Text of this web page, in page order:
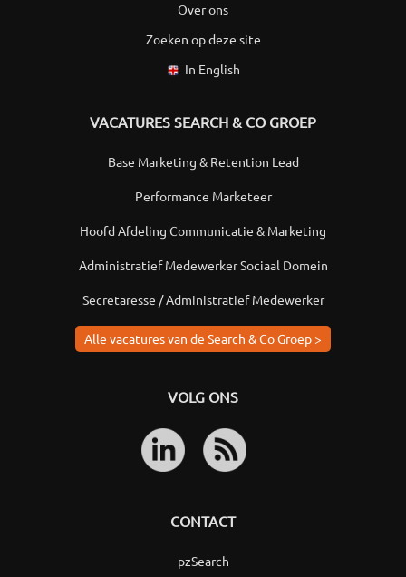
Over ons
Zoeken op deze site
In English
VACATURES SEARCH & CO GROEP
Base Marketing & Retention Lead
Performance Marketeer
Hoofd Afdeling Communicatie & Marketing
Administratief Medewerker Sociaal Domein
Secretaresse / Administratief Medewerker
Alle vacatures van de Search & Co Groep >
VOLG ONS
CONTACT
pzSearch